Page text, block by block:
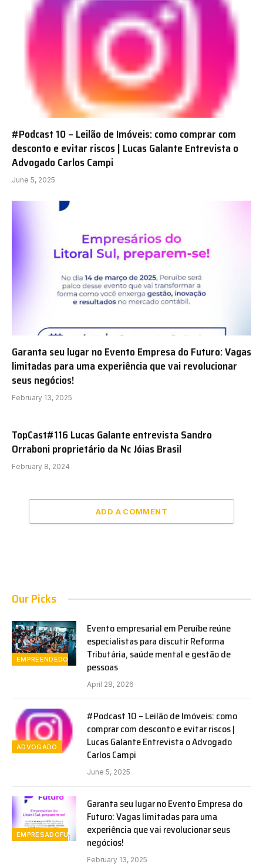
#Podcast 10 – Leilão de Imóveis: como comprar com
desconto e evitar riscos | Lucas Galante Entrevista o
Advogado Carlos Campi
June 5, 2025
Garanta seu lugar no Evento Empresa do Futuro: Vagas
limitadas para uma experiência que vai revolucionar
seus negócios!
February 13, 2025
TopCast#116 Lucas Galante entrevista Sandro
Orraboni proprietário da Nc Jóias Brasil
February 8, 2024
ADD A COMMENT
Our Picks
EMPREENDEDORISMO
Evento empresarial em Peruíbe reúne
especialistas para discutir Reforma
Tributária, saúde mental e gestão de
pessoas
April 28, 2026
ADVOGADO
#Podcast 10 – Leilão de Imóveis: como
comprar com desconto e evitar riscos |
Lucas Galante Entrevista o Advogado
Carlos Campi
June 5, 2025
EMPRESADOFUTURO
Garanta seu lugar no Evento Empresa do
Futuro: Vagas limitadas para uma
experiência que vai revolucionar seus
negócios!
February 13, 2025